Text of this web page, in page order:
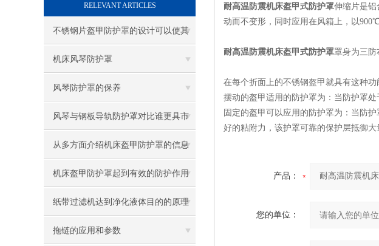
RELEVANT ARTICLES
不锈钢片盔甲防护罩的设计可以使其
能经受撞击和炽热碎片引起的高温
机床风琴防护罩
风琴防护罩的保养
风琴与钢板导轨防护罩对比谁更具市
场竞争力
从多方面介绍机床盔甲防护罩的信息
机床盔甲防护罩起到有效的防护作用
纸带过滤机达到净化液体目的的原理
拖链的应用和参数
耐高温防震机床盔甲式防护罩伸缩片是铝
动而不变形，同时应用在风箱上，以
耐高温防震机床盔甲式防护罩罩身为三防
在每个折面上的不锈钢盔甲就具有这种功
摆动的盔甲适用的防护罩为：当防护罩处
固定的盔甲可以应用的防护罩为：当防
好的粘附力，该护
产品：
您的单位：